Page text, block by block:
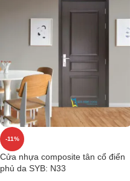
-11%
Cửa nhựa composite tân cổ điển
phủ da SYB: N33